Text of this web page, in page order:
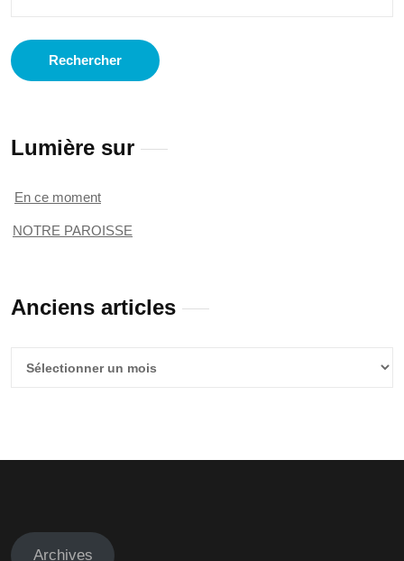
Lumière sur
En ce moment
NOTRE PAROISSE
Anciens articles
articles
Archives